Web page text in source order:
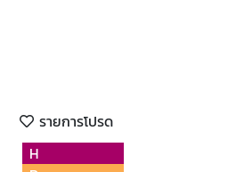
รายการโปรด
H